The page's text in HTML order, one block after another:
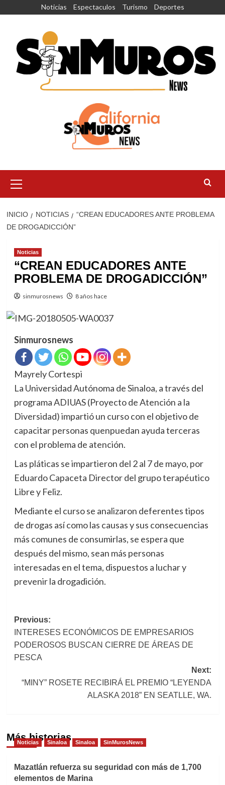
Noticias Espectaculos Turismo Deportes
principal
INICIO NOTICIAS
“CREAN EDUCADORES ANTE PROBLEMA
DE DROGADICCIÓN”
Noticias
“CREAN EDUCADORES ANTE
PROBLEMA DE DROGADICCIÓN”
sinmurosnews 8 años hace
Sinmurosnews
Mayrely Cortespi
La Universidad Autónoma de Sinaloa, a través del
programa ADIUAS (Proyecto de Atención a la
Diversidad) impartió un curso con el objetivo de
capacitar personas quenpuedan ayuda terceras
con el problema de atención.
Las pláticas se impartieron del 2 al 7 de mayo, por
Eduardo Capaceta Director del grupo terapéutico
Libre y Feliz.
Mediante el curso se analizaron deferentes tipos
de drogas así como las causas y sus consecuencias
más comunes de consumirlas, se espera que
después del mismo, sean más personas
interesadas en el tema, dispuestos a luchar y
prevenir la drogadición.
Post
navigation
Previous:
INTERESES ECONÓMICOS DE EMPRESARIOS
PODEROSOS BUSCAN CIERRE DE ÁREAS DE
PESCA
Next:
“MINY” ROSETE RECIBIRÁ EL PREMIO “LEYENDA
ALASKA 2018” EN SEATLLE, WA.
Más historias
Noticias Sinaloa Sinaloa SinMurosNews
Mazatlán refuerza su seguridad con más de 1,700
elementos de Marina